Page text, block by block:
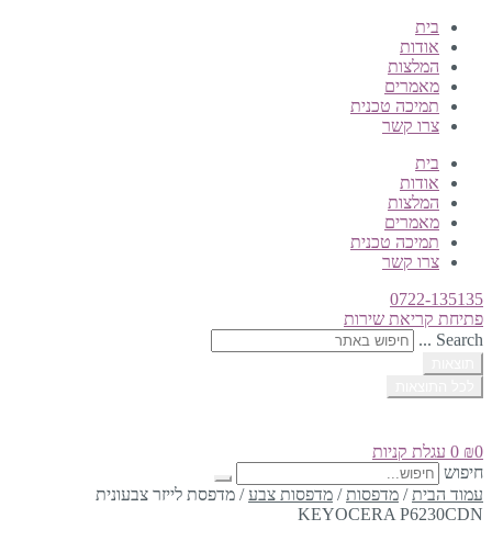
בית
אודות
המלצות
מאמרים
תמיכה טכנית
צרו קשר
בית
אודות
המלצות
מאמרים
תמיכה טכנית
צרו קשר
0722-135135
פתיחת קריאת שירות
Search ...
₪0
0 עגלת קניות
חיפוש
עמוד הבית / מדפסות / מדפסות צבע / מדפסת לייזר צבעונית
KEYOCERA P6230CDN